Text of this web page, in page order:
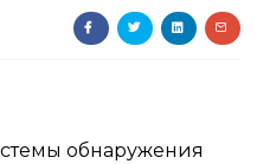
обнаружения